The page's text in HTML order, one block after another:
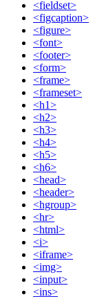
<fieldset>
<figcaption>
<figure>
<font>
<footer>
<form>
<frame>
<frameset>
<h1>
<h2>
<h3>
<h4>
<h5>
<h6>
<head>
<header>
<hgroup>
<hr>
<html>
<i>
<iframe>
<img>
<input>
<ins>